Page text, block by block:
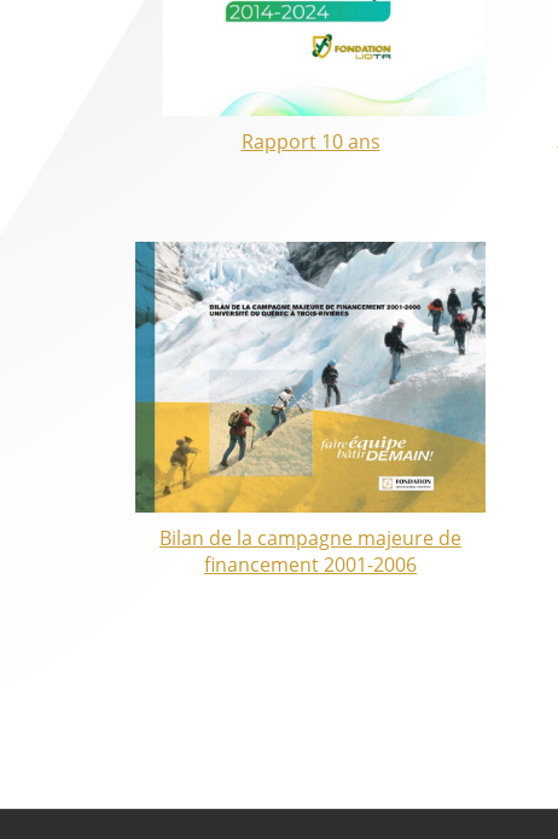
Rapport 10 ans
Bilan de la campagne majeure de
financement 2001-2006